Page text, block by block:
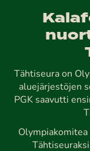
Tähtiseura on
aluejärjestöjen
PGK saavutti
Olympiakomitea